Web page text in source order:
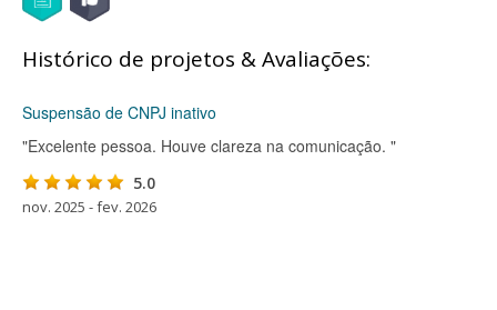
Histórico de projetos & Avaliações:
Suspensão de CNPJ inativo
"Excelente pessoa. Houve clareza na comunicação. "
5.0
nov. 2025 - fev. 2026